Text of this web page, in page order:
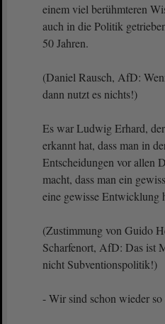
einem viel berühmteren
auch in die Politik
50 Jahren.
(Daniel Rausch, AfD:
dann nutzt es nichts!)
Es war Ludwig Erhard,
erkannt hat, dass man in
Entscheidungen vor allen
macht, dass man ein
eine gewisse Entwicklung
(Zustimmung von Guido
Scharfenort, AfD: Das ist
nicht Subventionspolitik!)
- Wir sind schon wieder